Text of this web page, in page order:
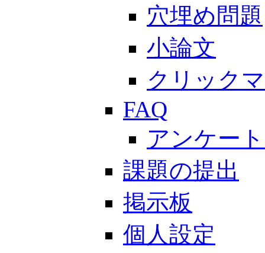
穴埋め問題
小論文
クリック
FAQ
アンケー
課題の提出
掲示板
個人設定